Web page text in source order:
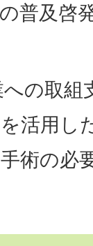
普及啓
の取
活用し
術の必